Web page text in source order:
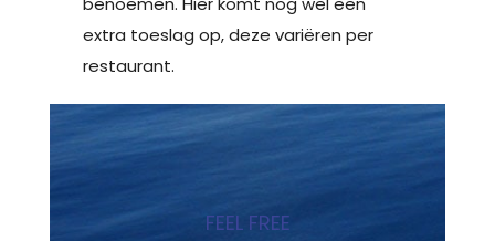
extra toeslag op, deze variëren per
restaurant.
FEEL FREE